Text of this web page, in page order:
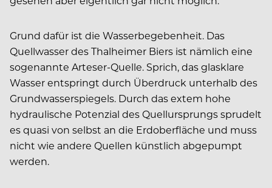
Grund dafür ist die Wasserbegebenheit. Das
Quellwasser des Thalheimer Biers ist nämlich eine
sogenannte Arteser-Quelle. Sprich, das glasklare
Wasser entspringt durch Überdruck unterhalb des
Grundwasserspiegels. Durch das extem hohe
hydraulische Potenzial des Quellursprungs sprudelt
es quasi von selbst an die Erdoberfläche und muss
nicht wie andere Quellen künstlich abgepumpt
werden.